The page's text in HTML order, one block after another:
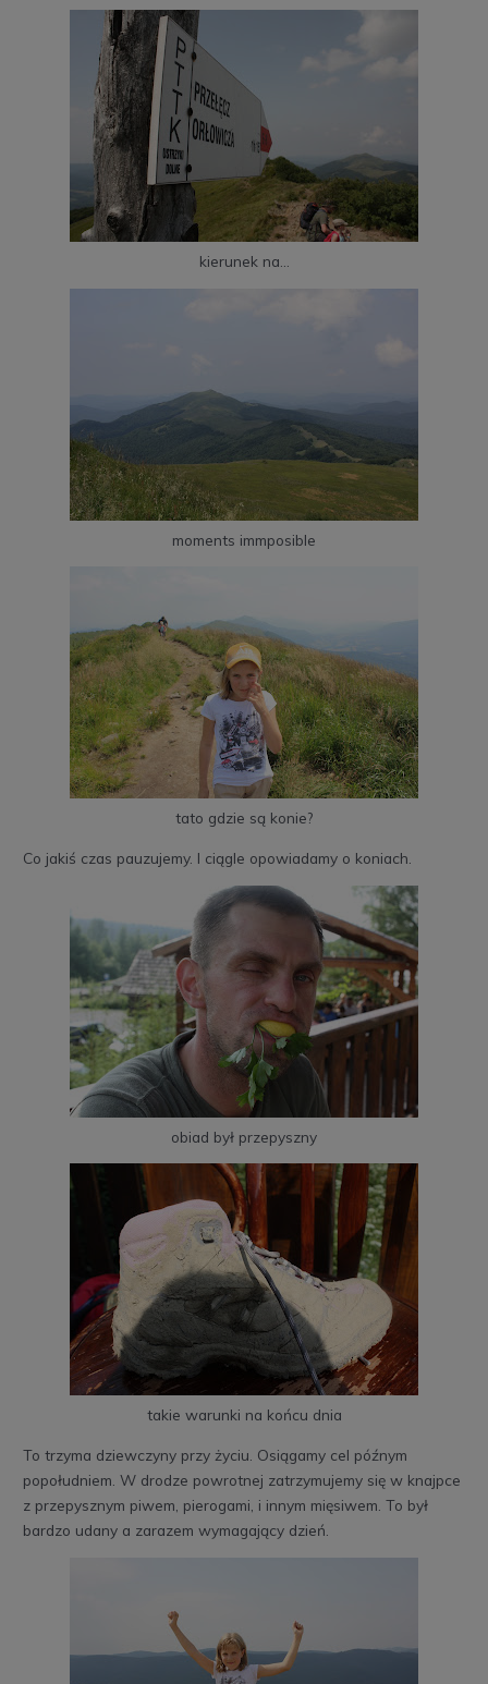
kierunek na…
moments immposible
tato gdzie są konie?
Co jakiś czas pauzujemy. I ciągle opowiadamy o koniach.
obiad był przepyszny
takie warunki na końcu dnia
To trzyma dziewczyny przy życiu. Osiągamy cel późnym
popołudniem. W drodze powrotnej zatrzymujemy się w knajpce
z przepysznym piwem, pierogami, i innym mięsiwem. To był
bardzo udany a zarazem wymagający dzień.